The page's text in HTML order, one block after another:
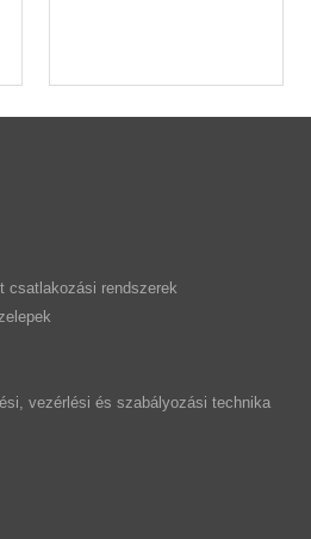
csatlakozási rendszerek
vezérlési és szabályozási technika